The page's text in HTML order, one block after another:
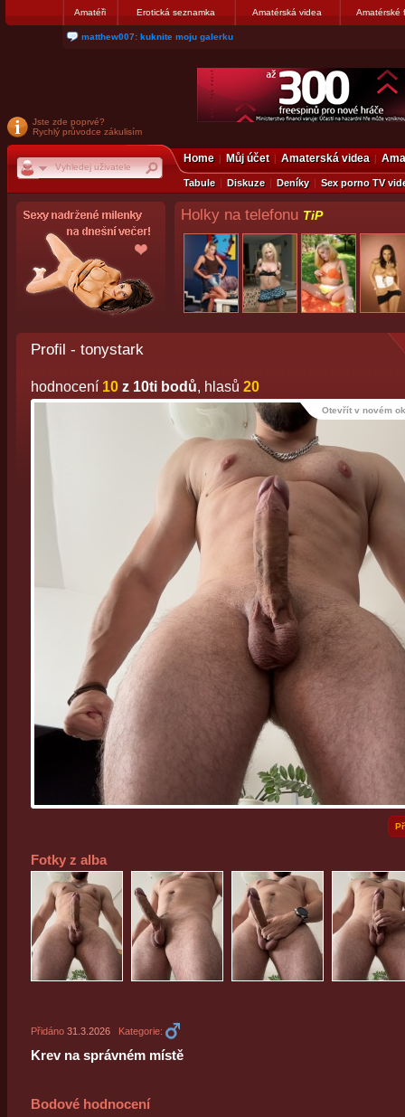
Amatéři Erotická seznamka Amatérská videa Amatérské
nanosekunda187: Hanka servis Praha Bulharská 10, tel:775674237
Jste zde poprvé?
Rychlý průvodce zákulisím
Home Můj účet Amaterská videa
Tabule Diskuze Deníky Sex porno TV
Holky na telefonu TiP
Profil - tonystark
hodnocení 10z 10ti bodů, hlasů 20
Otevřít v novém
Fotky z alba
Přidáno 31.3.2026 Kategorie:
Krev na správném místě
Bodové hodnocení